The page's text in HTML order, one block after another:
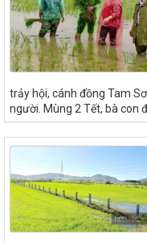
trảy hội, cánh đồng Tam
người. Mùng 2 Tết, bà con